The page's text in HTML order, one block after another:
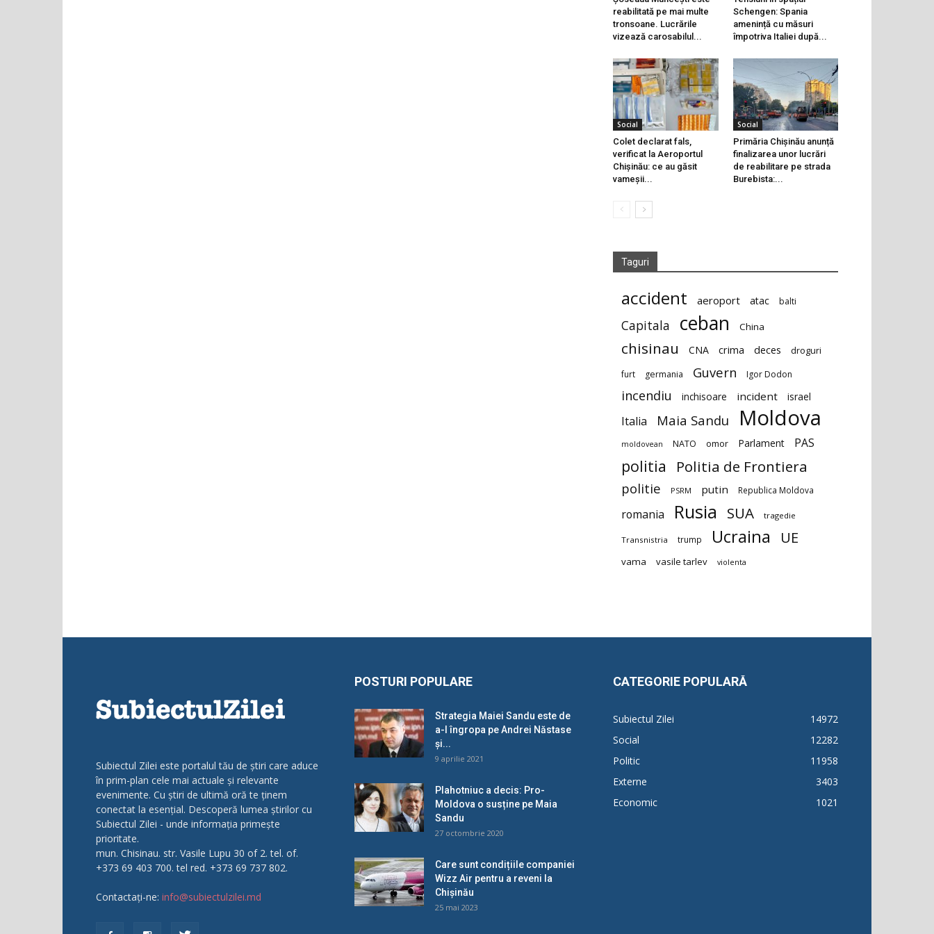
reabilitată pe mai multe
tronsoane. Lucrările
vizează carosabilul...
Schengen: Spania
amenință cu măsuri
împotriva Italiei după...
Social
Colet declarat fals,
verificat la Aeroportul
Chișinău: ce au găsit
vameșii...
Social
Primăria Chișinău anunță
finalizarea unor lucrări
de reabilitare pe strada
Burebista:...
Taguri
accident aeroport atac balti
Capitala ceban China
chisinau CNA crima deces droguri
furt germania Guvern Igor Dodon
incendiu inchisoare incident israel
Italia Maia Sandu Moldova
moldovean NATO omor Parlament PAS
politia Politia de Frontiera
politie PSRM putin Republica Moldova
romania Rusia SUA tragedie
Transnistria trump Ucraina UE
vama vasile tarlev violenta
Subiectul Zilei este portalul tău de știri care aduce
în prim-plan cele mai actuale și relevante
evenimente. Cu știri de ultimă oră te ținem
conectat la esențial. Descoperă lumea știrilor cu
Subiectul Zilei - unde informația primește
prioritate.
mun. Chisinau. str. Vasile Lupu 30 of 2. tel. of.
+373 69 403 700. tel red. +373 69 737 802.
Contactați-ne: info@subiectulzilei.md
POSTURI POPULARE
Strategia Maiei Sandu este de
a-l îngropa pe Andrei Năstase
și...
9 aprilie 2021
Plahotniuc a decis: Pro-
Moldova o susține pe Maia
Sandu
27 octombrie 2020
Care sunt condițiile companiei
Wizz Air pentru a reveni la
Chișinău
25 mai 2023
CATEGORIE POPULARĂ
Subiectul Zilei
14972
Social
12282
Politic
11958
Externe
3403
Economic
1021